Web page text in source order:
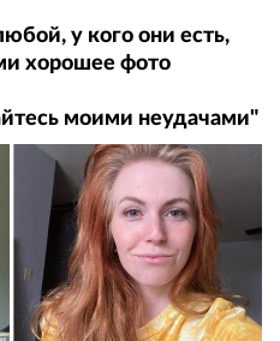
у кого они есть,
хорошее фото
моими неудачами"